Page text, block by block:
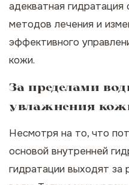
адекватная
методов лечения и
эффективного
кожи.
За пределами
увлажнения
Несмотря на то, что
основой внутренней
гидратации выходят за